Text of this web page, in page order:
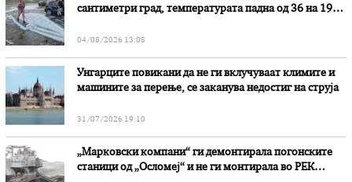
сантиметри град, температурата падна од 36 на 19
04/08/2026 13:08
Унгарците повикани да не ги вклучуваат климите и
машините за перење, се заканува недостиг на струја
31/07/2026 19:10
„Марковски компани“ ги демонтирала погонските
станици од „Осломеј“ и не ги монтирала во РЕК